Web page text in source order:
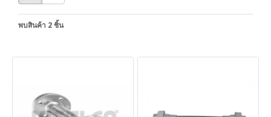
พบสินค้า 2 ชิ้น